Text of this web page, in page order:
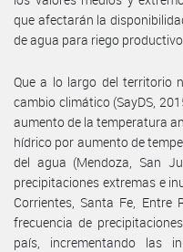
que afectarán la
de agua para riego
Que a lo largo del territorio
cambio climático (SayDS,
aumento de la temperatura
hídrico por aumento de
del agua (Mendoza, San
precipitaciones extremas e
Corrientes, Santa Fe, Entre
frecuencia de
país, incrementando las